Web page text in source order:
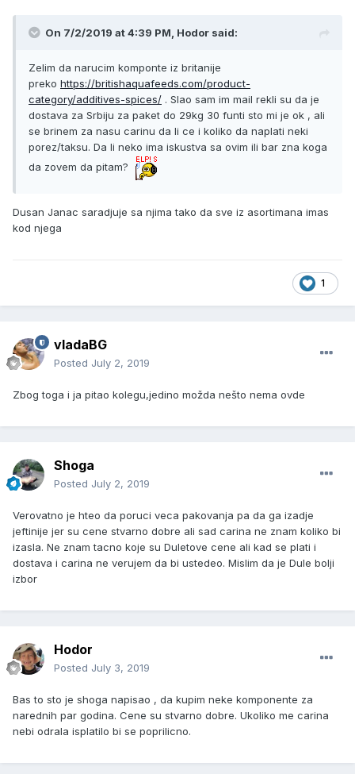
On 7/2/2019 at 4:39 PM, Hodor said:
Zelim da narucim komponte iz britanije
preko https://britishaquafeeds.com/product-
category/additives-spices/ . Slao sam im mail rekli su da je
dostava za Srbiju za paket do 29kg 30 funti sto mi je ok , ali
se brinem za nasu carinu da li ce i koliko da naplati neki
porez/taksu. Da li neko ima iskustva sa ovim ili bar zna koga
da zovem da pitam?
Dusan Janac saradjuje sa njima tako da sve iz asortimana imas
kod njega
1
vladaBG
Posted July 2, 2019
Zbog toga i ja pitao kolegu,jedino možda nešto nema ovde
Shoga
Posted July 2, 2019
Verovatno je hteo da poruci veca pakovanja pa da ga izadje
jeftinije jer su cene stvarno dobre ali sad carina ne znam koliko bi
izasla. Ne znam tacno koje su Duletove cene ali kad se plati i
dostava i carina ne verujem da bi ustedeo. Mislim da je Dule bolji
izbor
Hodor
Posted July 3, 2019
Bas to sto je shoga napisao , da kupim neke komponente za
narednih par godina. Cene su stvarno dobre. Ukoliko me carina
nebi odrala isplatilo bi se poprilicno.